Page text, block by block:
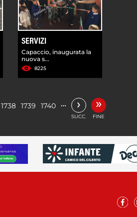
SERVIZI
Capaccio, inaugurata la
nuova s...
8225
1738 1739 1740 … ›
SUCC.
»
FINE